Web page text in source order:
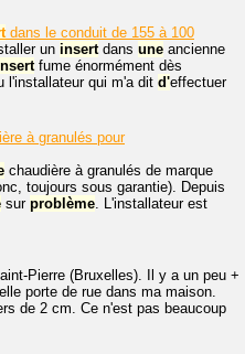
dans le conduit de 155 à 100
un insertdans une ancienne
fume énormément dès
l'installateur qui m'a dit d'effectuer
à granulés pour
chaudière à granulés de marque
toujours sous garantie). Depuis
sur problème. L'installateur est
Pierre (Bruxelles). Il y a un peu +
porte de rue dans ma maison.
de 2 cm. Ce n'est pas beaucoup